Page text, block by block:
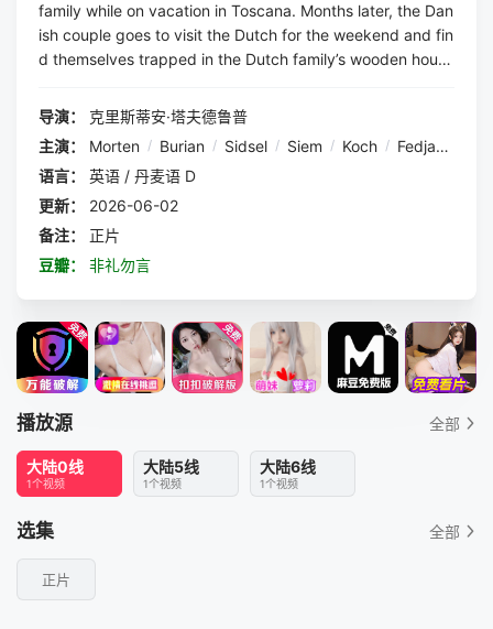
family while on vacation in Toscana. Months later, the Dan
ish couple goes to visit the Dutch for the weekend and fin
d themselves trapped in the Dutch family’s wooden hous
导演：
克里斯蒂安·塔夫德鲁普
主演：
Morten / Burian / Sidsel / Siem / Koch / Fedja
语言：
英语 / 丹麦语 D
更新：
2026-06-02
备注：
正片
豆瓣：
非礼勿言
播放源 全部
大陆0线
1个视频
大陆5线
1个视频
大陆6线
1个视频
选集 全部
正片